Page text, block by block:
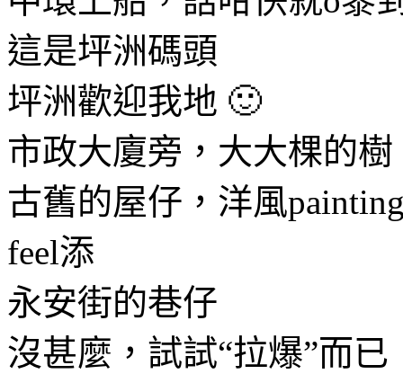
這是坪洲碼頭
坪洲歡迎我地 🙂
市政大廈旁，大大棵的樹
古舊的屋仔，洋風
feel添
永安街的巷仔
沒甚麼，試試“拉爆”而已